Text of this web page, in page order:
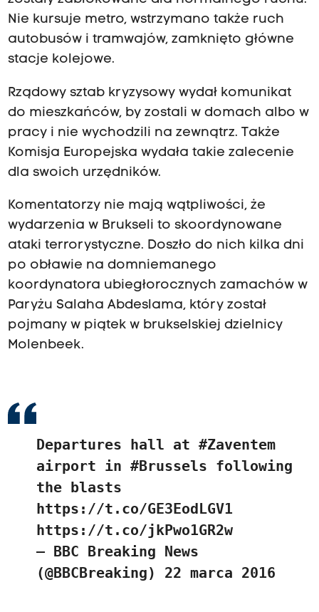
Nie kursuje metro, wstrzymano także ruch
autobusów i tramwajów, zamknięto główne
stacje kolejowe.
Rządowy sztab kryzysowy wydał komunikat
do mieszkańców, by zostali w domach albo w
pracy i nie wychodzili na zewnątrz. Także
Komisja Europejska wydała takie zalecenie
dla swoich urzędników.
Komentatorzy nie mają wątpliwości, że
wydarzenia w Brukseli to skoordynowane
ataki terrorystyczne. Doszło do nich kilka dni
po obławie na domniemanego
koordynatora ubiegłorocznych zamachów w
Paryżu Salaha Abdeslama, który został
pojmany w piątek w brukselskiej dzielnicy
Molenbeek.
Departures hall at #Zaventem
airport in #Brussels following
the blasts
https://t.co/GE3EodLGV1
https://t.co/jkPwo1GR2w
— BBC Breaking News
(@BBCBreaking) 22 marca 2016